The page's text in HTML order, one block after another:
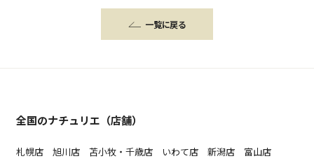
一覧に戻る
全国のナチュリエ（店舗）
札幌店 旭川店 苫小牧・千歳店 いわて店 新潟店
富山店